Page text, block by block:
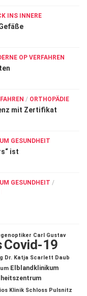
INS INNERE
OP VERFAHREN
/ ORTHOPÄDIE
mit Zertifikat
GESUNDHEIT
ist
GESUNDHEIT /
Carl Gustav
Covid-19
Dr. Katja Scarlett Daub
Elblandklinikum
Klinik Schloss Pulsnitz